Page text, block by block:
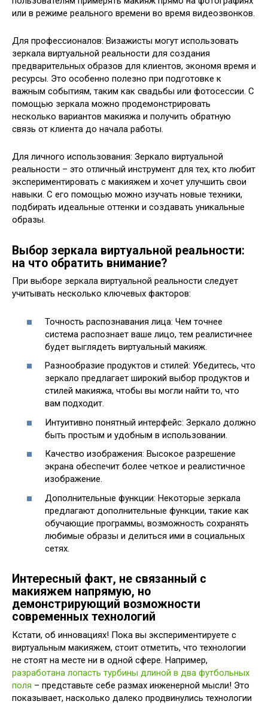
или в режиме реального времени во время видеозвонков.
Для профессионалов: Визажисты могут использовать
зеркала виртуальной реальности для создания
предварительных образов для клиентов, экономя время и
ресурсы. Это особенно полезно при подготовке к
важным событиям, таким как свадьбы или фотосессии. С
помощью зеркала можно продемонстрировать
несколько вариантов макияжа и получить обратную
связь от клиента до начала работы.
Для личного использования: Зеркало виртуальной
реальности – это отличный инструмент для тех, кто любит
экспериментировать с макияжем и хочет улучшить свои
навыки. С его помощью можно изучать новые техники,
подбирать идеальные оттенки и создавать уникальные
образы.
Выбор зеркала виртуальной реальности:
на что обратить внимание?
При выборе зеркала виртуальной реальности следует
учитывать несколько ключевых факторов:
Точность распознавания лица: Чем точнее
система распознает ваше лицо, тем реалистичнее
будет выглядеть виртуальный макияж.
Разнообразие продуктов и стилей: Убедитесь, что
зеркало предлагает широкий выбор продуктов и
стилей макияжа, чтобы вы могли найти то, что
вам подходит.
Интуитивно понятный интерфейс: Зеркало должно
быть простым и удобным в использовании.
Качество изображения: Высокое разрешение
экрана обеспечит более четкое и реалистичное
изображение.
Дополнительные функции: Некоторые зеркала
предлагают дополнительные функции, такие как
обучающие программы, возможность сохранять
любимые образы и делиться ими в социальных
сетях.
Интересный факт, не связанный с
макияжем напрямую, но
демонстрирующий возможности
современных технологий
Кстати, об инновациях! Пока вы экспериментируете с
виртуальным макияжем, стоит отметить, что технологии
не стоят на месте ни в одной сфере. Например,
разработана лопасть турбины длиной в два футбольных
поля – представьте себе размах инженерной мысли! Это
показывает, насколько далеко продвинулись технологии